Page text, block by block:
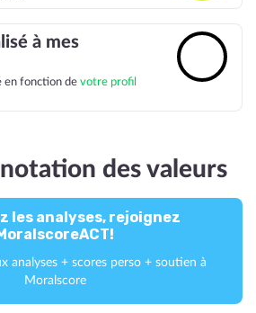
à mes
en fonction de votre profil
des valeurs
les analyses, rejoignez
analyses + scores perso + soutien à
Moralscore